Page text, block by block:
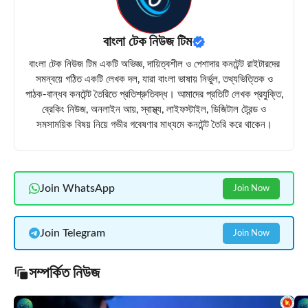
বাংলা টেক নিউজ টিম
বাংলা টেক নিউজ টিম একটি অভিজ্ঞ, দায়িত্বশীল ও পেশাদার কনটেন্ট রাইটারদের
সমন্বয়ে গঠিত একটি লেখক দল, যারা বাংলা ভাষায় নির্ভুল, তথ্যভিত্তিক ও
পাঠক-বান্ধব কনটেন্ট তৈরিতে প্রতিশ্রুতিবদ্ধ। আমাদের প্রতিটি লেখক প্রযুক্তি,
ব্রেকিং নিউজ, অনলাইন আয়, স্বাস্থ্য, লাইফস্টাইল, ডিজিটাল ট্রেন্ড ও
সমসাময়িক বিষয় নিয়ে গভীর গবেষণার মাধ্যমে কনটেন্ট তৈরি করে থাকেন।
Join WhatsApp Join Now
Join Telegram Join Now
সম্পর্কিত নিউজ